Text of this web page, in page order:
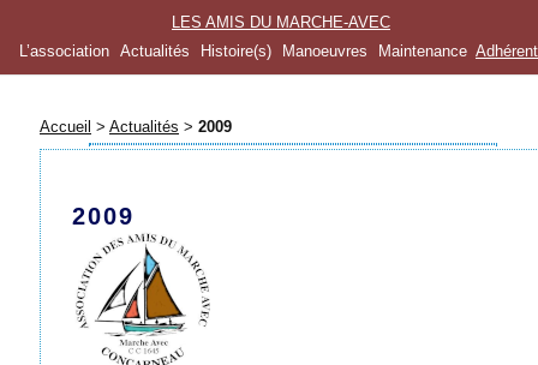
LES AMIS DU MARCHE-AVEC
L’association
Actualités Histoire(s) Manoeuvres Maintenance
Accueil > Actualités > 2009
2009